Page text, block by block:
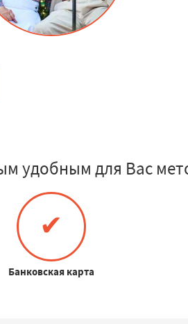
удобным для Вас
✔
Банковская карта